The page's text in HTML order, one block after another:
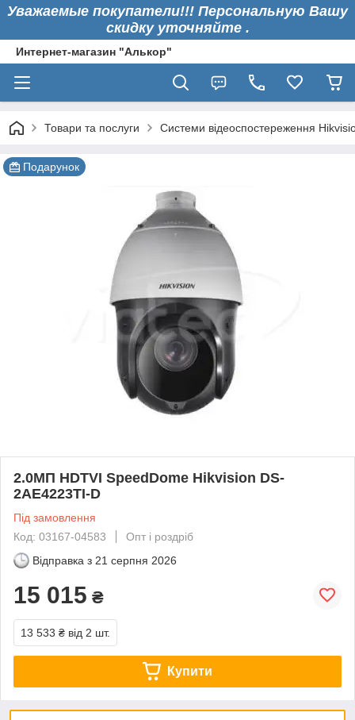
Уважаемые покупатели!!! Персональную Вашу
скидку уточняйте .
Интернет-магазин "Алькор"
Товари та послуги Системи відеоспостереження
Подарунок
2.0МП HDTVI SpeedDome Hikvision DS-
2AE4223TI-D
Під замовлення
Код: 03167-04583
Опт і роздріб
Відправка з 21 серпня 2026
15 015 ₴
13 533 ₴ від 2 шт.
Купити